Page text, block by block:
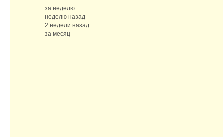
за неделю
неделю назад
2 недели назад
за месяц